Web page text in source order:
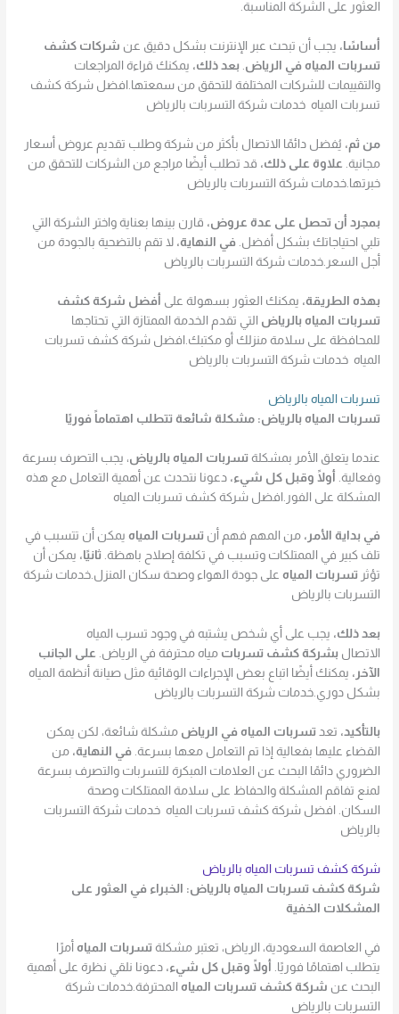
العثور على الشركة المناسبة.
أساسًا، يجب أن تبحث عبر الإنترنت بشكل دقيق عن شركات كشف
تسربات المياه في الرياض. بعد ذلك، يمكنك قراءة المراجعات
والتقييمات للشركات المختلفة للتحقق من سمعتها.افضل شركة كشف
تسربات المياه خدمات شركة التسربات بالرياض
من ثم، يُفضل دائمًا الاتصال بأكثر من شركة وطلب تقديم عروض أسعار
مجانية. علاوة على ذلك، قد تطلب أيضًا مراجع من الشركات للتحقق من
خبرتها.خدمات شركة التسربات بالرياض
بمجرد أن تحصل على عدة عروض، قارن بينها بعناية واختر الشركة التي
تلبي احتياجاتك بشكل أفضل.في النهاية، لا تقم بالتضحية بالجودة من
أجل السعر.خدمات شركة التسربات بالرياض
بهذه الطريقة، يمكنك العثور بسهولة على أفضل شركة كشف
تسربات المياه بالرياض التي تقدم الخدمة الممتازة التي تحتاجها
للمحافظة على سلامة منزلك أو مكتبك.افضل شركة كشف تسربات
المياه خدمات شركة التسربات بالرياض
تسربات المياه بالرياض
تسربات المياه بالرياض: مشكلة شائعة تتطلب اهتماماً فوريًا
عندما يتعلق الأمر بمشكلةتسربات المياه بالرياض، يجب التصرف بسرعة
وفعالية. أولًا وقبل كل شيء، دعونا نتحدث عن أهمية التعامل مع هذه
المشكلة على الفور.افضل شركة كشف تسربات المياه
في بداية الأمر، من المهم فهم أنتسربات المياه يمكن أن تتسبب في
تلف كبير في الممتلكات وتسبب في تكلفة إصلاح باهظة.ثانيًا، يمكن أن
تؤثر تسربات المياه على جودة الهواء وصحة سكان المنزل.خدمات شركة
التسربات بالرياض
بعد ذلك، يجب على أي شخص يشتبه في وجود تسرب المياه
الاتصال بشركة كشف تسربات مياه محترفة في الرياض. على الجانب
الآخر، يمكنك أيضًا اتباع بعض الإجراءات الوقائية مثل صيانة أنظمة المياه
بشكل دوري.خدمات شركة التسربات بالرياض
بالتأكيد، تعدتسربات المياه في الرياض مشكلة شائعة، لكن يمكن
القضاء عليها بفعالية إذا تم التعامل معها بسرعة.في النهاية، من
الضروري دائمًا البحث عن العلامات المبكرة للتسربات والتصرف بسرعة
لمنع تفاقم المشكلة والحفاظ على سلامة الممتلكات وصحة
السكان. افضل شركة كشف تسربات المياه خدمات شركة التسربات
بالرياض
شركة كشف تسربات المياه بالرياض
شركة كشف تسربات المياه بالرياض: الخبراء في العثور على
المشكلات الخفية
في العاصمة السعودية، الرياض، تعتبر مشكلة تسربات المياه أمرًا
يتطلب اهتمامًا فوريًا.
أولًا وقبل كل شيء، دعونا نلقي نظرة على أهمية
البحث عن شركة كشف تسربات المياه المحترفة.خدمات شركة
التسربات بالرياض